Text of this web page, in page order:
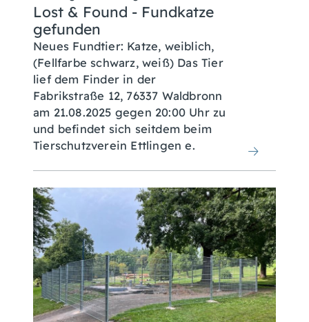
Lost & Found - Fundkatze
gefunden
Neues Fundtier: Katze, weiblich,
(Fellfarbe schwarz, weiß) Das Tier
lief dem Finder in der
Fabrikstraße 12, 76337 Waldbronn
am 21.08.2025 gegen 20:00 Uhr zu
und befindet sich seitdem beim
Tierschutzverein Ettlingen e.